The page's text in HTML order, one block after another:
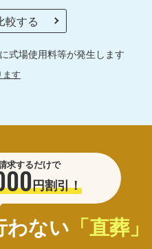
較する
式場使用料等が発生します
す
求するだけで
円割引！
わない 「直葬」